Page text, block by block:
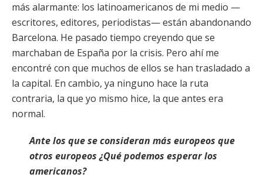
más alarmante: los latinoamericanos de mi medio —
escritores, editores, periodistas— están abandonando
Barcelona. He pasado tiempo creyendo que se
marchaban de España por la crisis. Pero ahí me
encontré con que muchos de ellos se han trasladado a
la capital. En cambio, ya ninguno hace la ruta
contraria, la que yo mismo hice, la que antes era
normal.
Ante los que se consideran más europeos que
otros europeos ¿Qué podemos esperar los
americanos?